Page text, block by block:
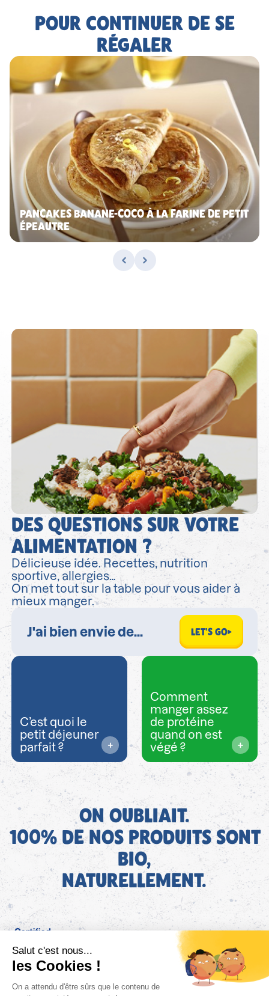
POUR CONTINUER DE SE
RÉGALER
PANCAKES BANANE-COCO À LA FARINE DE PETIT
ÉPEAUTRE
DES QUESTIONS SUR VOTRE
ALIMENTATION ?
Délicieuse idée. Recettes, nutrition
sportive, allergies…
On met tout sur la table pour vous aider à
mieux manger.
LET'S GO
C’est quoi le
petit déjeuner
parfait ?
Comment
manger assez
de protéine
quand on est
végé ?
ON OUBLIAIT.
100% DE NOS PRODUITS SONT
BIO,
NATURELLEMENT.
FR
Bjorg pour les pros